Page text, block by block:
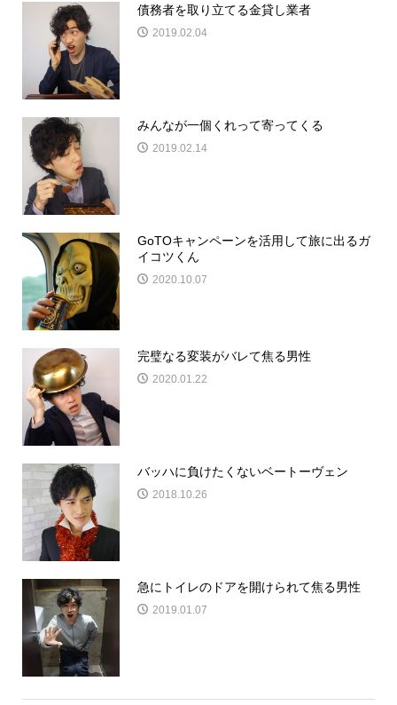
債務者を取り立てる金貸し業者
2019.02.04
みんなが一個くれって寄ってくる
2019.02.14
GoTOキャンペーンを活用して旅に出るガ
イコツくん
2020.10.07
完璧なる変装がバレて焦る男性
2020.01.22
バッハに負けたくないベートーヴェン
2018.10.26
急にトイレのドアを開けられて焦る男性
2019.01.07